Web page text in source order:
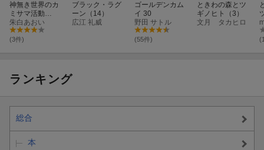
神無き世界のカ
ミサマ活動
（3）
朱白あおい
(3件)
ブラック・ラグ
ーン（14）
広江 礼威
ゴールデンカム
イ 30
野田 サトル
(55件)
ときわの森とツ
ギノヒト（3）
文月 タカヒロ
ランキング
総合
本